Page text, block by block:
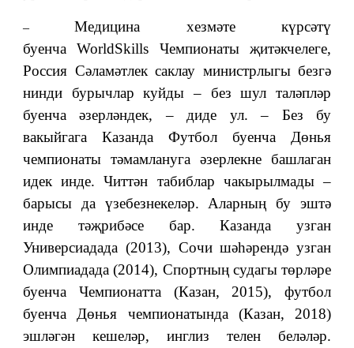
– Медицина хезмәте күрсәтү
буенчаWorldSkills Чемпионаты җитәкчелеге,
Россия Сәламәтлек саклау министрлыгы безгә
нинди бурычлар куйды – без шул таләпләр
буенча әзерләндек, – диде ул. – Без бу
вакыйгага Казанда Футбол буенча Дөнья
чемпионаты тәмамлануга әзерлекне башлаган
идек инде. Читтән табиблар чакырылмады –
барысы да үзебезнекеләр. Аларның бу эштә
инде тәҗрибәсе бар. Казанда узган
Универсиадада (2013), Сочи шәһәрендә узган
Олимпиадада (2014), Спортның судагы төрләре
буенча Чемпионатта (Казан, 2015), футбол
буенча Дөнья чемпионатында (Казан, 2018)
эшләгән кешеләр, инглиз телен беләләр.